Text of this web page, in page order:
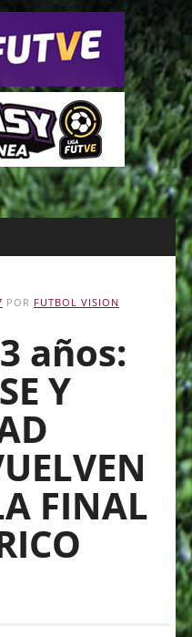
POR FUTBOL VISION
años:
Y
FINAL